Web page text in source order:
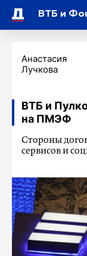
Анастасия
Лучкова
ВТБ и
на ПМЭФ
Стороны
сервисов и